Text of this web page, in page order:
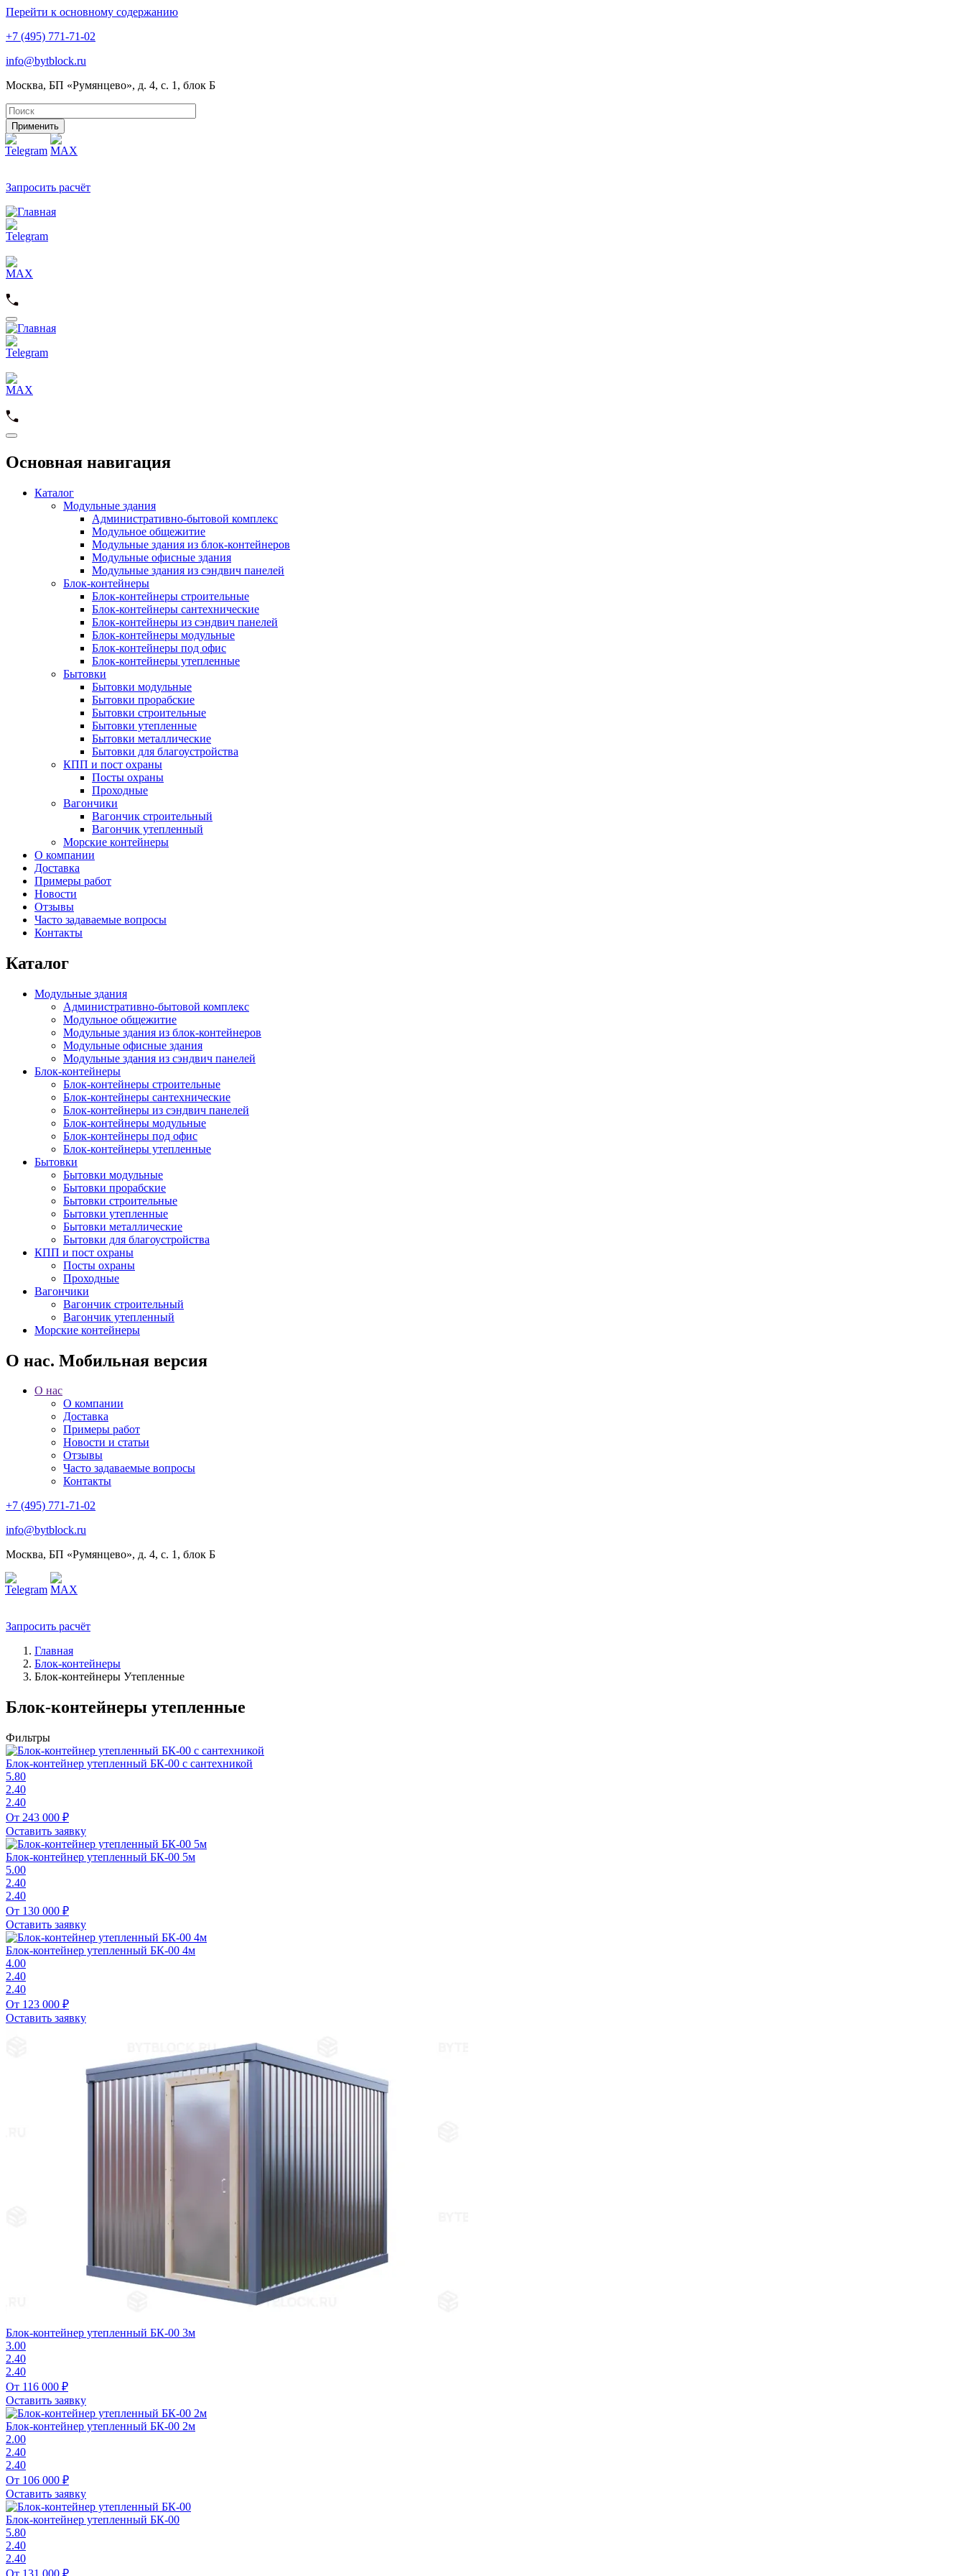
Перейти к основному содержанию
+7 (495) 771-71-02
info@bytblock.ru
Москва, БП «Румянцево», д. 4, с. 1, блок Б
Применить
Запросить расчёт
Основная навигация
Каталог
Модульные здания
Административно-бытовой комплекс
Модульное общежитие
Модульные здания из блок-контейнеров
Модульные офисные здания
Модульные здания из сэндвич панелей
Блок-контейнеры
Блок-контейнеры строительные
Блок-контейнеры сантехнические
Блок-контейнеры из сэндвич панелей
Блок-контейнеры модульные
Блок-контейнеры под офис
Блок-контейнеры утепленные
Бытовки
Бытовки модульные
Бытовки прорабские
Бытовки строительные
Бытовки утепленные
Бытовки металлические
Бытовки для благоустройства
КПП и пост охраны
Посты охраны
Проходные
Вагончики
Вагончик строительный
Вагончик утепленный
Морские контейнеры
О компании
Доставка
Примеры работ
Новости
Отзывы
Часто задаваемые вопросы
Контакты
Каталог
Модульные здания
Административно-бытовой комплекс
Модульное общежитие
Модульные здания из блок-контейнеров
Модульные офисные здания
Модульные здания из сэндвич панелей
Блок-контейнеры
Блок-контейнеры строительные
Блок-контейнеры сантехнические
Блок-контейнеры из сэндвич панелей
Блок-контейнеры модульные
Блок-контейнеры под офис
Блок-контейнеры утепленные
Бытовки
Бытовки модульные
Бытовки прорабские
Бытовки строительные
Бытовки утепленные
Бытовки металлические
Бытовки для благоустройства
КПП и пост охраны
Посты охраны
Проходные
Вагончики
Вагончик строительный
Вагончик утепленный
Морские контейнеры
О нас. Мобильная версия
О нас
О компании
Доставка
Примеры работ
Новости и статьи
Отзывы
Часто задаваемые вопросы
Контакты
+7 (495) 771-71-02
info@bytblock.ru
Москва, БП «Румянцево», д. 4, с. 1, блок Б
Запросить расчёт
Главная
Блок-контейнеры
Блок-контейнеры Утепленные
Блок-контейнеры утепленные
Фильтры
Блок-контейнер утепленный БК-00 с сантехникой
5.80
2.40
2.40
От 243 000 ₽
Оставить заявку
Блок-контейнер утепленный БК-00 5м
5.00
2.40
2.40
От 130 000 ₽
Оставить заявку
Блок-контейнер утепленный БК-00 4м
4.00
2.40
2.40
От 123 000 ₽
Оставить заявку
Блок-контейнер утепленный БК-00 3м
3.00
2.40
2.40
От 116 000 ₽
Оставить заявку
Блок-контейнер утепленный БК-00 2м
2.00
2.40
2.40
От 106 000 ₽
Оставить заявку
Блок-контейнер утепленный БК-00
5.80
2.40
2.40